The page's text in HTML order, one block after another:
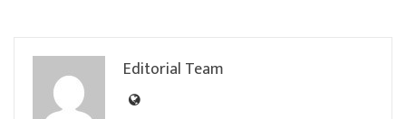
Editorial Team